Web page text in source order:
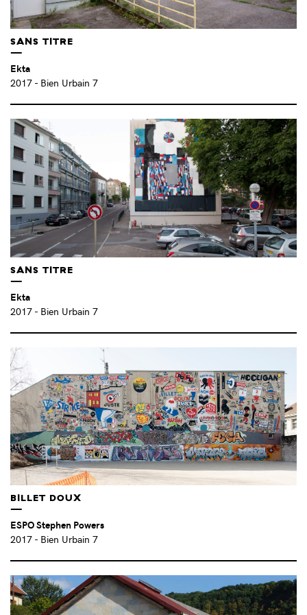
HYURO (ES) (7)
IGOR PONOSOV (RU)
INFLUENZA – JEROEN JONGELEEN (NL)
ISAURO HUIZAR (MX) (8)
JAN VORMANN (ALL)
JAZ – FRANCO FASOLI (AR)
JAZOO YANG (KR)
JÉRÔME ABEL (FR) (1)
JEROME FINO (FR) (1)
JIEM (FR) (2)
JOHN FEKNER (US)
JORDAN SEILER (US) (4)
JU HYUN LEE (FR)
JULIEN BERTHIER (FR)
LAURA TISSERAND (FR) (11)
LAURENT LACOTTE (FR) (3)
LEBREL (ES) (4)
LENA BRISSONI (FR) (3)
LÉO GALLO (FR) (1)
LÉONIE DUMAS (FR) (1)
LES FRÈRES RIPOULAIN (FR)
(3)
LINA DEBBICHE (FR)
LOLO Y SOSAKU (ES/JP)
LUCY MCLAUCHLAN (UK) (3)
LUZ INTERRUPTUS (ES)
(1)
SANS TITRE
Ekta
2017 - Bien Urbain 7
SANS TITRE
Ekta
2017 - Bien Urbain 7
BILLET DOUX
ESPO Stephen Powers
2017 - Bien Urbain 7